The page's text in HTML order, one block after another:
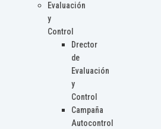
Evaluación
y
Control
Drector
de
Evaluación
y
Control
Campaña
Autocontrol